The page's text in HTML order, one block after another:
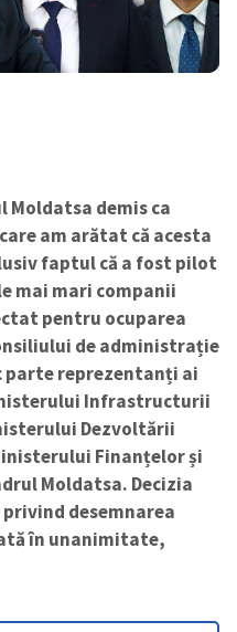
demis ca
am arătat că acesta
faptul că a fost pilot
mai mari companii
pentru ocuparea
de administrație
parte reprezentanți ai
Infrastructurii
Dezvoltării
Finanțelor și
Moldatsa. Decizia
desemnarea
în unanimitate,